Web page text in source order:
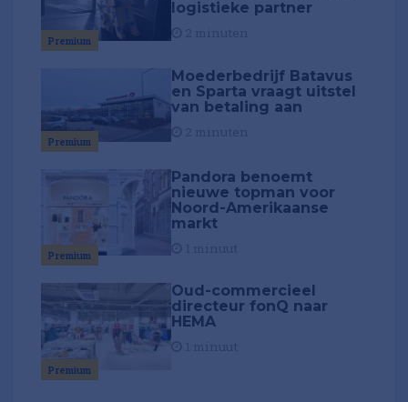
Premium
logistieke partner
Premium
Moederbedrijf Batavus
en Sparta vraagt uitstel
van betaling aan
Premium
Pandora benoemt
nieuwe topman voor
Noord-Amerikaanse
markt
Premium
Oud-commercieel
directeur fonQ naar
HEMA